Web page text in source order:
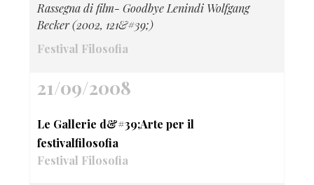
Rassegna di film- Goodbye Lenindi Wolfgang
Becker (2002, 121&#39;)
Festival Filosofia
21/09/2008
Le Gallerie d&#39;Arte per il
festivalfilosofia
Festival Filosofia